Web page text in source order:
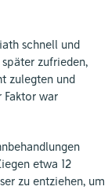
schnell und
zufrieden,
zulegten und
war
etwa 12
zu entziehen, um